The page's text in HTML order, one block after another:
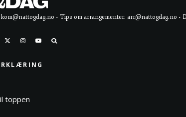
• Tips om arrangementer: arr@nattogdag.no •
toppen